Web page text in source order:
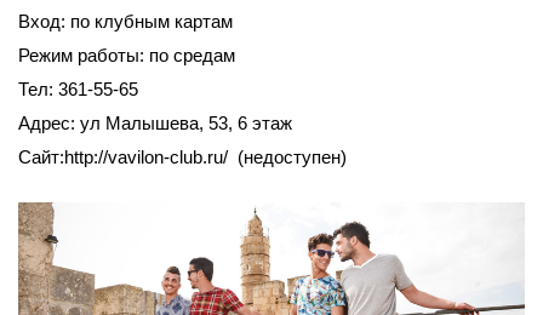
Вход: по клубным картам
Режим работы: по средам
Тел: 361-55-65
Адрес: ул Малышева, 53, 6 этаж
Сайт:http://vavilon-club.ru/ (недоступен)